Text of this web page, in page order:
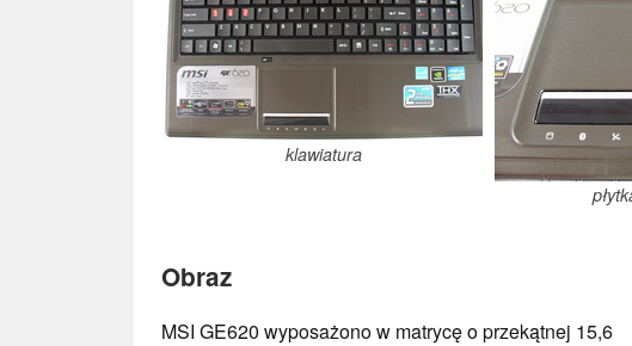
klawiatura
Obraz
MSI GE620 wyposażono w matrycę o przekątnej 15,6